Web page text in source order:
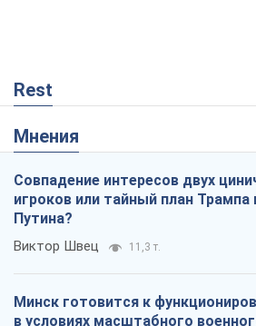
Rest
Мнения
Совпадение интересов двух
игроков или тайный план Трампа
Путина?
Виктор Швец 11,3 т.
Минск готовится к
в условиях масштабного